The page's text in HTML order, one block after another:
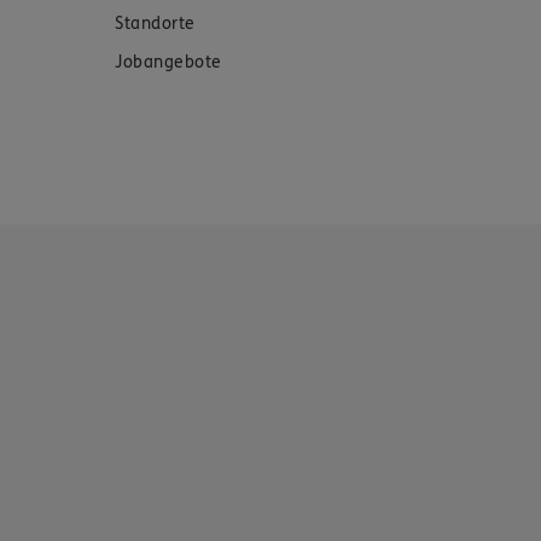
Standorte
Jobangebote